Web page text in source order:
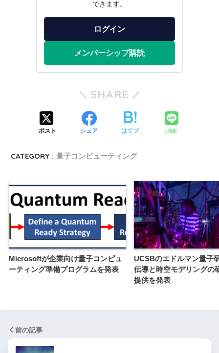
できます。
ログイン
メンバーシップ購読
SHARE
ポスト シェア はてブ LINE
CATEGORY : 量子コンピューティング
Microsoftが企業向け量子コンピュ
ーティング準備プログラムを発表
UCSBのエドルマン量子
伝導と時空モデリングの
提供を発表
前の記事